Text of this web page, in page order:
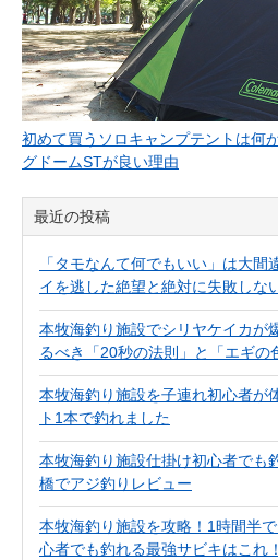
初めて買うソロキャンプテントは何
グドームSTが良い理由
最近の投稿
「タモなんて何でもいい」は大
イを逃した絶望と絶対に失敗しな
本牧海釣り施設でシリヤケイカが
るべき「20秒の法則」と「エギの
本牧海釣り施設を子連れ初心者が
ト1本で釣れました
本牧海釣り施設仕掛け初心者でも
橋でアジ釣りレビュー
本牧海釣り施設を攻略！1時間半
心者でも釣れる最強サビキはこれ